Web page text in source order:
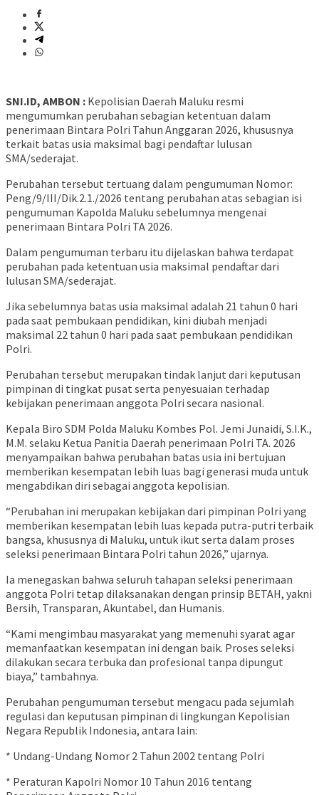
SNI.ID, AMBON : Kepolisian Daerah Maluku resmi
mengumumkan perubahan sebagian ketentuan dalam
penerimaan Bintara Polri Tahun Anggaran 2026, khususnya
terkait batas usia maksimal bagi pendaftar lulusan
SMA/sederajat.
Perubahan tersebut tertuang dalam pengumuman Nomor:
Peng/9/III/Dik.2.1./2026 tentang perubahan atas sebagian isi
pengumuman Kapolda Maluku sebelumnya mengenai
penerimaan Bintara Polri TA 2026.
Dalam pengumuman terbaru itu dijelaskan bahwa terdapat
perubahan pada ketentuan usia maksimal pendaftar dari
lulusan SMA/sederajat.
Jika sebelumnya batas usia maksimal adalah 21 tahun 0 hari
pada saat pembukaan pendidikan, kini diubah menjadi
maksimal 22 tahun 0 hari pada saat pembukaan pendidikan
Polri.
Perubahan tersebut merupakan tindak lanjut dari keputusan
pimpinan di tingkat pusat serta penyesuaian terhadap
kebijakan penerimaan anggota Polri secara nasional.
Kepala Biro SDM Polda Maluku Kombes Pol. Jemi Junaidi, S.I.K.,
M.M. selaku Ketua Panitia Daerah penerimaan Polri TA. 2026
menyampaikan bahwa perubahan batas usia ini bertujuan
memberikan kesempatan lebih luas bagi generasi muda untuk
mengabdikan diri sebagai anggota kepolisian.
“Perubahan ini merupakan kebijakan dari pimpinan Polri yang
memberikan kesempatan lebih luas kepada putra-putri terbaik
bangsa, khususnya di Maluku, untuk ikut serta dalam proses
seleksi penerimaan Bintara Polri tahun 2026,” ujarnya.
Ia menegaskan bahwa seluruh tahapan seleksi penerimaan
anggota Polri tetap dilaksanakan dengan prinsip BETAH, yakni
Bersih, Transparan, Akuntabel, dan Humanis.
“Kami mengimbau masyarakat yang memenuhi syarat agar
memanfaatkan kesempatan ini dengan baik. Proses seleksi
dilakukan secara terbuka dan profesional tanpa dipungut
biaya,” tambahnya.
Perubahan pengumuman tersebut mengacu pada sejumlah
regulasi dan keputusan pimpinan di lingkungan Kepolisian
Negara Republik Indonesia, antara lain:
* Undang-Undang Nomor 2 Tahun 2002 tentang Polri
* Peraturan Kapolri Nomor 10 Tahun 2016 tentang